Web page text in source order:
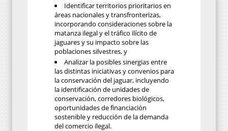
Identificar territorios prioritarios en
áreas nacionales y transfronterizas,
incorporando consideraciones sobre la
matanza ilegal y el tráfico ilícito de
jaguares y su impacto sobre las
poblaciones silvestres, y
Analizar la posibles sinergias entre
las distintas iniciativas y convenios para
la conservación del jaguar, incluyendo
la identificación de unidades de
conservación, corredores biológicos,
oportunidades de financiación
sostenible y reducción de la demanda
del comercio ilegal.